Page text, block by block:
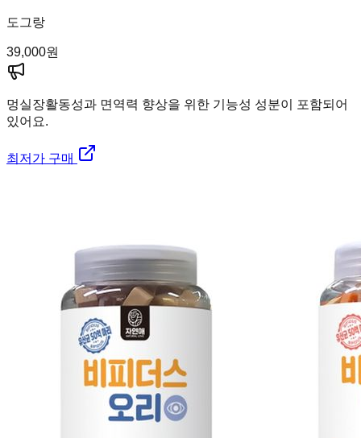
도그랑
39,000원
멍실장활동성과 면역력 향상을 위한 기능성 성분이 포함되어
있어요.
최저가 구매